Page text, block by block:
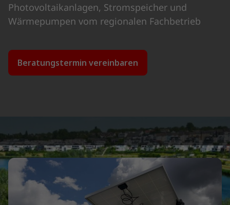
Photovoltaikanlagen, Stromspeicher und
Wärmepumpen vom regionalen Fachbetrieb
Beratungstermin vereinbaren